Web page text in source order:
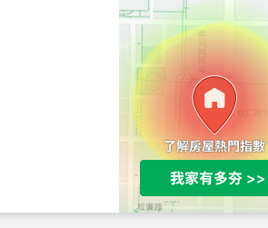
1,020萬
總價
490萬
市新竹市慈祥路
總價
1,808萬